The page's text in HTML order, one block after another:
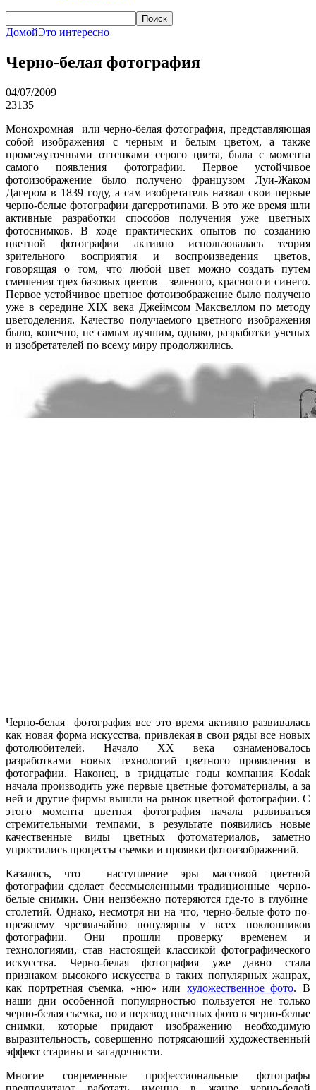
Поиск
ДомойЭто интересно
Черно-белая фотография
04/07/2009
23135
Монохромная или черно-белая фотография, представляющая
собой изображения с черным и белым цветом, а также
промежуточными оттенками серого цвета, была с момента
самого появления фотографии. Первое устойчивое
фотоизображение было получено французом Луи-Жаком
Дагером в 1839 году, а сам изобретатель назвал свои первые
черно-белые фотографии дагерротипами. В это же время шли
активные разработки способов получения уже цветных
фотоснимков. В ходе практических опытов по созданию
цветной фотографии активно использовалась теория
зрительного восприятия и воспроизведения цветов,
говорящая о том, что любой цвет можно создать путем
смешения трех базовых цветов – зеленого, красного и синего.
Первое устойчивое цветное фотоизображение было получено
уже в середине XIX века Джеймсом Максвеллом по методу
цветоделения. Качество получаемого цветного изображения
было, конечно, не самым лучшим, однако, разработки ученых
и изобретателей по всему миру продолжились.
Черно-белая фотография все это время активно развивалась
как новая форма искусства, привлекая в свои ряды все новых
фотолюбителей. Начало XX века ознаменовалось
разработками новых технологий цветного проявления в
фотографии. Наконец, в тридцатые годы компания Kodak
начала производить уже первые цветные фотоматериалы, а за
ней и другие фирмы вышли на рынок цветной фотографии. С
этого момента цветная фотография начала развиваться
стремительными темпами, в результате появились новые
качественные виды цветных фотоматериалов, заметно
упростились процессы съемки и проявки фотоизображений.
Казалось, что наступление эры массовой цветной
фотографии сделает бессмысленными традиционные черно-
белые снимки. Они неизбежно потеряются где-то в глубине
столетий. Однако, несмотря ни на что, черно-белые фото по-
прежнему чрезвычайно популярны у всех поклонников
фотографии. Они прошли проверку временем и
технологиями, став настоящей классикой фотографического
искусства. Черно-белая фотография уже давно стала
признаком высокого искусства в таких популярных жанрах,
как портретная съемка, «ню» или художественное фото. В
наши дни особенной популярностью пользуется не только
черно-белая съемка, но и перевод цветных фото в черно-белые
снимки, которые придают изображению необходимую
выразительность, совершенно потрясающий художественный
эффект старины и загадочности.
Многие современные профессиональные фотографы